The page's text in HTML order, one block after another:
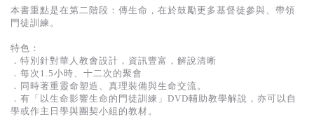
精選英文書
基道 Top 50
本書重點是在第二階段：傳生命，在於鼓勵更多基督徒參與、帶領
門徒訓練。
特色：
．特別針對華人教會設計，資訊豐富，解說清晰
．每次1.5小時、十二次的聚會
．同時著重靈命塑造、真理裝備與生命交流。
．有「以生命影響生命的門徒訓練」DVD輔助教學解說，亦可以自
學或作主日學與團契小組的教材。